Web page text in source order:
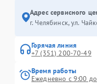
Адрес сервисного
г. Челябинск, ул.
Горячая линия
+7 (351) 200-70-49
Время работы
Ежедневно с 9:00